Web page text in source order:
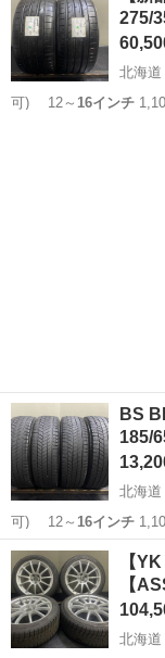
275/
北海道
可) 12～ 16インチ
BS
185/
北海道
可) 12～ 16インチ
15～16インチ
替16インチまで
北海道 札幌市
【
【
北海道